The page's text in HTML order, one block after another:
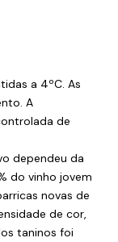
a 4ºC. As
A
de
dependeu da
do vinho jovem
novas de
de cor,
taninos foi